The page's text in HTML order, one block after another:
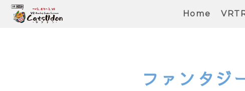
Home
ファンタジ